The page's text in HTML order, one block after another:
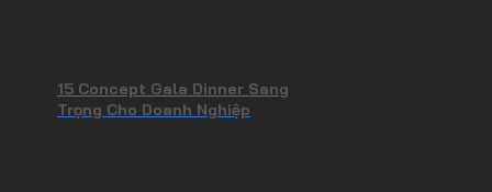
15 Concept Gala Dinner Sang
Trọng Cho Doanh Nghiệp